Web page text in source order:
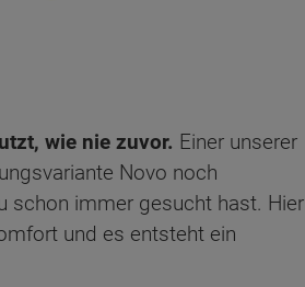
wie nie zuvor. Einer unserer
Novo noch
schon immer gesucht hast. Hier
und es entsteht ein